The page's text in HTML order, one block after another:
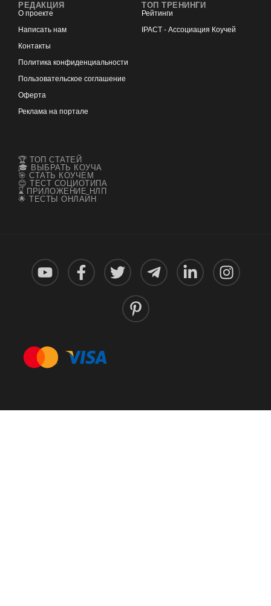
РЕДАКЦИЯ
О проекте
Написать нам
Контакты
Политика конфиденциальности
Пользовательское соглашение
Оферта
Реклама на портале
ТОП ТРЕНИНГИ
Рейтинги
IPACT - Ассоциация Коучей
🏆 ТОП СТАТЕЙ
🎓 ВЫБРАТЬ КОУЧА
🎯 СТАТЬ КОУЧЕМ
😊 ТЕСТ СОЦИОТИПА
⌛ ПРИЛОЖЕНИЕ НЛП
🌟 ТЕСТЫ ОНЛАЙН